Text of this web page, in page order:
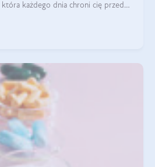
każdego dnia chroni cię przed